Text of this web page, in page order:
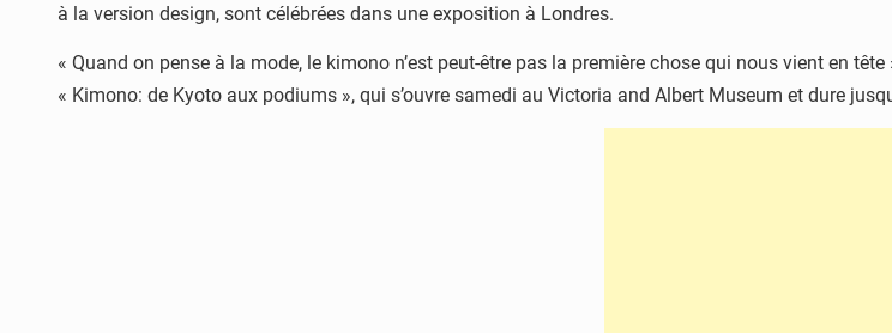
à la version design, sont célébrées dans une exposition à Londres.
« Quand on pense à la mode, le kimono n’est peut-être pas la première chose qui nous vient en
« Kimono: de Kyoto aux podiums », qui s’ouvre samedi au Victoria and Albert Museum et dure